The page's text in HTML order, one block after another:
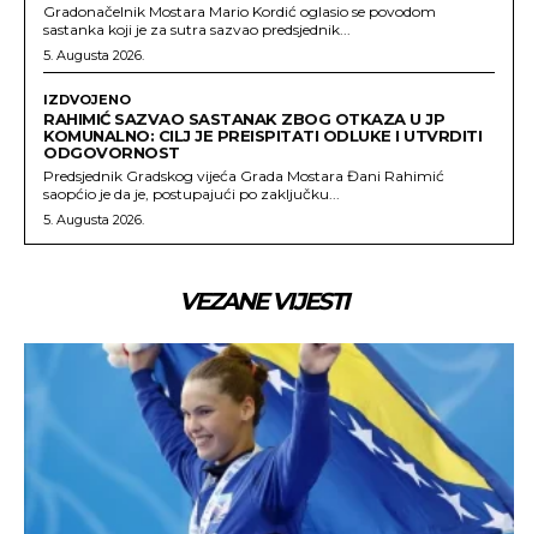
Gradonačelnik Mostara Mario Kordić oglasio se povodom
sastanka koji je za sutra sazvao predsjednik...
5. Augusta 2026.
IZDVOJENO
RAHIMIĆ SAZVAO SASTANAK ZBOG OTKAZA U JP
KOMUNALNO: CILJ JE PREISPITATI ODLUKE I UTVRDITI
ODGOVORNOST
Predsjednik Gradskog vijeća Grada Mostara Đani Rahimić
saopćio je da je, postupajući po zaključku...
5. Augusta 2026.
VEZANE VIJESTI